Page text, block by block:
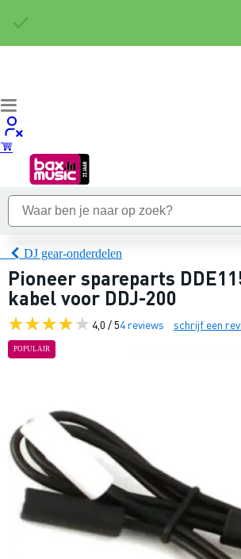
DJ gear-onderdelen
Pioneer spareparts
kabel voor DDJ-200
4,0 / 54 reviews schrijf een
POPULAIR